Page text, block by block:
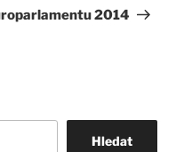
2014
Hledat